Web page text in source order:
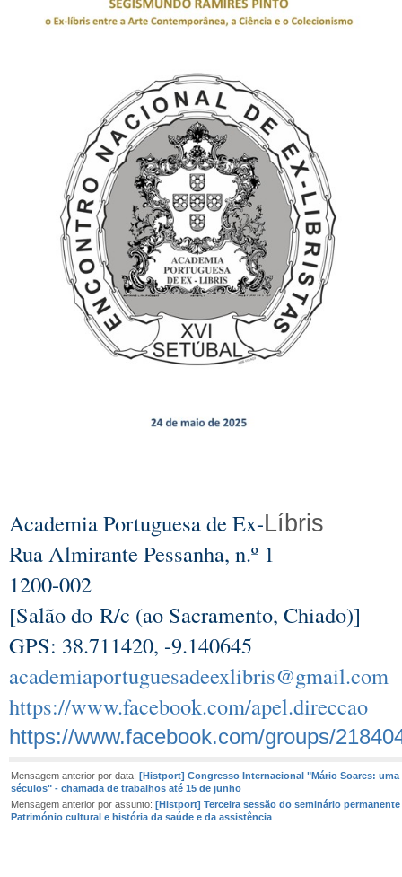
Academia Portuguesa de Ex-Líbris
Rua Almirante Pessanha, n.º 1
1200-002
[Salão do R/c (ao Sacramento, Chiado)]
GPS: 38.711420, -9.140645
academiaportuguesadeexlibris@gmail.com
https://www.facebook.com/apel.direccao
https://www.facebook.com/groups/
Mensagem anterior por data: [Histport] Congresso Internacional "Mário Soares: uma
séculos" - chamada de trabalhos até 15 de junho
Mensagem anterior por assunto: [Histport] Terceira sessão do seminário permanente
Património cultural e história da saúde e da assistência